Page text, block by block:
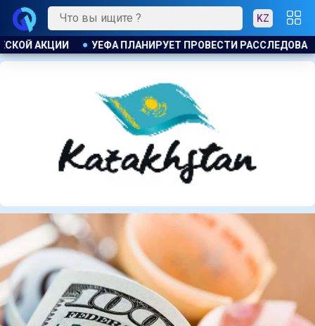
KZ
ИНИЦИАТИВЫ ФИФА ПО ПРОДАЖЕ